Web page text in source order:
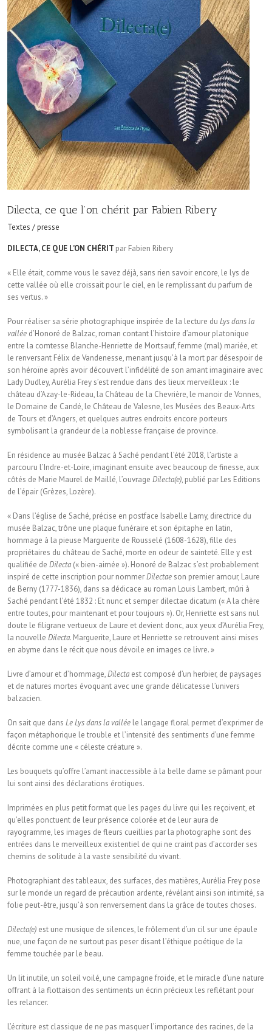
Dilecta, ce que l’on chérit par Fabien Ribery
Textes / presse
DILECTA, CE QUE L’ON CHÉRIT par Fabien Ribery
« Elle était, comme vous le savez déjà, sans rien savoir encore, le lys de
cette vallée où elle croissait pour le ciel, en le remplissant du parfum de
ses vertus. »
Pour réaliser sa série photographique inspirée de la lecture du Lys dans la
vallée d’Honoré de Balzac, roman contant l’histoire d’amour platonique
entre la comtesse Blanche-Henriette de Mortsauf, femme (mal) mariée, et
le renversant Félix de Vandenesse, menant jusqu’à la mort par désespoir de
son héroïne après avoir découvert l’infidélité de son amant imaginaire avec
Lady Dudley, Aurélia Frey s’est rendue dans des lieux merveilleux : le
château d’Azay-le-Rideau, la Château de la Chevrière, le manoir de Vonnes,
le Domaine de Candé, le Château de Valesne, les Musées des Beaux-Arts
de Tours et d’Angers, et quelques autres endroits encore porteurs
symbolisant la grandeur de la noblesse française de province.
En résidence au musée Balzac à Saché pendant l’été 2018, l’artiste a
parcouru l’Indre-et-Loire, imaginant ensuite avec beaucoup de finesse, aux
côtés de Marie Maurel de Maillé, l’ouvrage Dilecta(e), publié par Les Editions
de l’épair (Grèzes, Lozère).
« Dans l’église de Saché, précise en postface Isabelle Lamy, directrice du
musée Balzac, trône une plaque funéraire et son épitaphe en latin,
hommage à la pieuse Marguerite de Rousselé (1608-1628), fille des
propriétaires du château de Saché, morte en odeur de sainteté. Elle y est
qualifiée de Dilecta (« bien-aimée »). Honoré de Balzac s’est probablement
inspiré de cette inscription pour nommerDilectae son premier amour, Laure
de Berny (1777-1836), dans sa dédicace au roman Louis Lambert, mûri à
Saché pendant l’été 1832 : Et nunc et semper dilectae dicatum (« A la chère
entre toutes, pour maintenant et pour toujours »). Or, Henriette est sans nul
doute le filigrane vertueux de Laure et devient donc, aux yeux d’Aurélia Frey,
la nouvelle Dilecta. Marguerite, Laure et Henriette se retrouvent ainsi mises
en abyme dans le récit que nous dévoile en images ce livre. »
Livre d’amour et d’hommage,Dilecta est composé d’un herbier, de paysages
et de natures mortes évoquant avec une grande délicatesse l’univers
balzacien.
On sait que dans Le Lys dans la vallée le langage floral permet d’exprimer de
façon métaphorique le trouble et l’intensité des sentiments d’une femme
décrite comme une « céleste créature ».
Les bouquets qu’offre l’amant inaccessible à la belle dame se pâmant pour
lui sont ainsi des déclarations érotiques.
Imprimées en plus petit format que les pages du livre qui les reçoivent, et
qu’elles ponctuent de leur présence colorée et de leur aura de
rayogramme, les images de fleurs cueillies par la photographe sont des
entrées dans le merveilleux existentiel de qui ne craint pas d’accorder ses
chemins de solitude à la vaste sensibilité du vivant.
Photographiant des tableaux, des surfaces, des matières, Aurélia Frey pose
sur le monde un regard de précaution ardente, révélant ainsi son intimité, sa
folie peut-être, jusqu’à son renversement dans la grâce de toutes choses.
Dilecta(e) est une musique de silences, le frôlement d’un cil sur une épaule
nue, une façon de ne surtout pas peser disant l’éthique poétique de la
femme touchée par le beau.
Un lit inutile, un soleil voilé, une campagne froide, et le miracle d’une nature
offrant à la flottaison des sentiments un écrin précieux les reflétant pour
les relancer.
L’écriture est classique de ne pas masquer l’importance des racines, de la